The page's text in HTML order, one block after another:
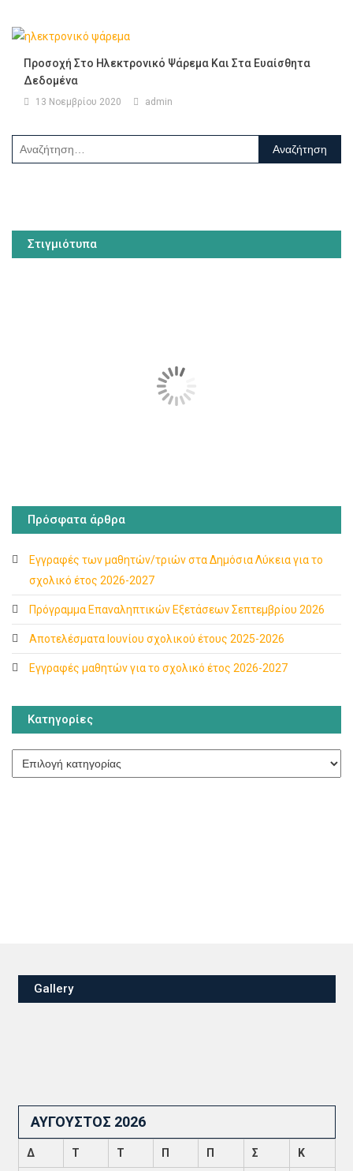
Προσοχή Στο Ηλεκτρονικό Ψάρεμα Και Στα Ευαίσθητα
Δεδομένα
13 Νοεμβρίου 2020 admin
Αναζήτηση
για:
Στιγμιότυπα
Πρόσφατα άρθρα
Εγγραφές των μαθητών/τριών στα Δημόσια Λύκεια για το
σχολικό έτος 2026-2027
Πρόγραμμα Επαναληπτικών Εξετάσεων Σεπτεμβρίου 2026
Αποτελέσματα Ιουνίου σχολικού έτους 2025-2026
Εγγραφές μαθητών για το σχολικό έτος 2026-2027
Κατηγορίες
Κατηγορίες
Gallery
ΑΎΓΟΥΣΤΟΣ 2026
Δ Τ Τ Π Π Σ Κ